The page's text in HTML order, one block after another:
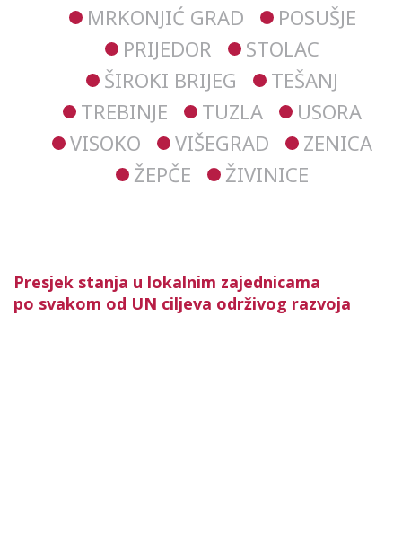
MRKONJIĆ GRAD
POSUŠJE
PRIJEDOR
STOLAC
ŠIROKI BRIJEG
TEŠANJ
TREBINJE
TUZLA
USORA
VISOKO
VIŠEGRAD
ZENICA
ŽEPČE
ŽIVINICE
Presjek stanja u lokalnim zajednicama
po svakom od UN ciljeva održivog razvoja